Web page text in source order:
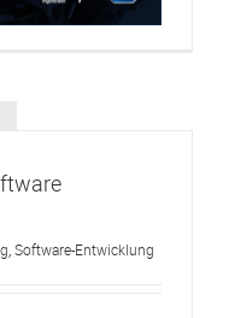
Software-Entwicklung